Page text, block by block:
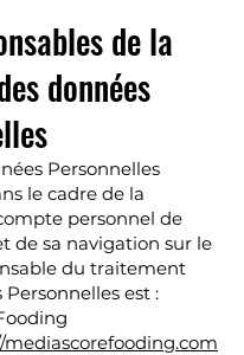
de la
données
Personnelles
le cadre de la
personnel de
de sa navigation sur le
du traitement
Personnelles est :